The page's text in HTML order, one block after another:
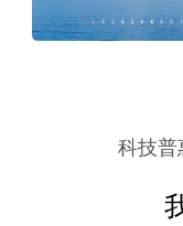
科技普